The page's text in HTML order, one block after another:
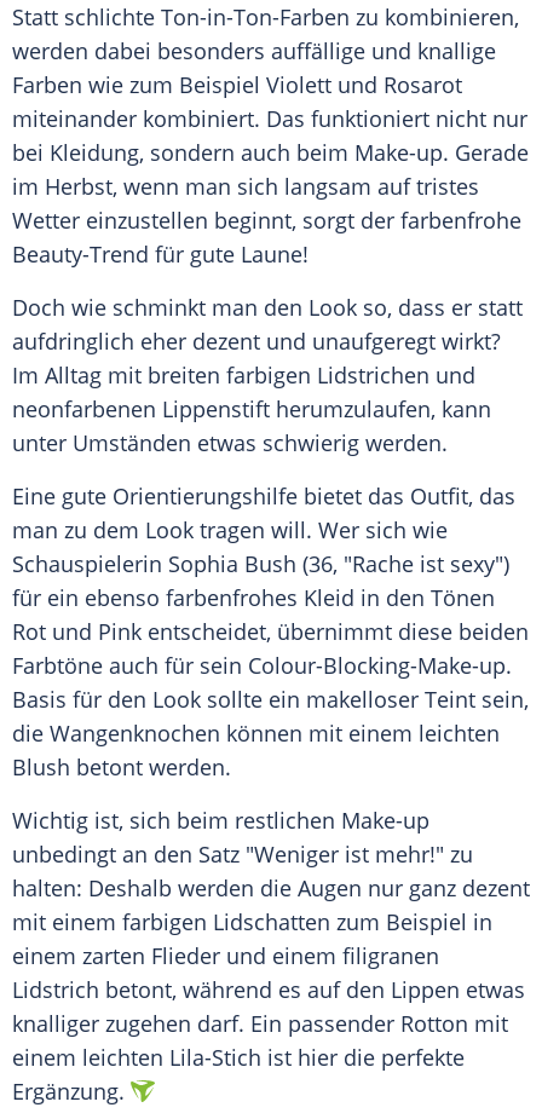
Statt schlichte Ton-in-Ton-Farben zu kombinieren,
werden dabei besonders auffällige und knallige
Farben wie zum Beispiel Violett und Rosarot
miteinander kombiniert. Das funktioniert nicht nur
bei Kleidung, sondern auch beim Make-up. Gerade
im Herbst, wenn man sich langsam auf tristes
Wetter einzustellen beginnt, sorgt der farbenfrohe
Beauty-Trend für gute Laune!
Doch wie schminkt man den Look so, dass er statt
aufdringlich eher dezent und unaufgeregt wirkt?
Im Alltag mit breiten farbigen Lidstrichen und
neonfarbenen Lippenstift herumzulaufen, kann
unter Umständen etwas schwierig werden.
Eine gute Orientierungshilfe bietet das Outfit, das
man zu dem Look tragen will. Wer sich wie
Schauspielerin Sophia Bush (36, "Rache ist sexy")
für ein ebenso farbenfrohes Kleid in den Tönen
Rot und Pink entscheidet, übernimmt diese beiden
Farbtöne auch für sein Colour-Blocking-Make-up.
Basis für den Look sollte ein makelloser Teint sein,
die Wangenknochen können mit einem leichten
Blush betont werden.
Wichtig ist, sich beim restlichen Make-up
unbedingt an den Satz "Weniger ist mehr!" zu
halten: Deshalb werden die Augen nur ganz dezent
mit einem farbigen Lidschatten zum Beispiel in
einem zarten Flieder und einem filigranen
Lidstrich betont, während es auf den Lippen etwas
knalliger zugehen darf. Ein passender Rotton mit
einem leichten Lila-Stich ist hier die perfekte
Ergänzung.